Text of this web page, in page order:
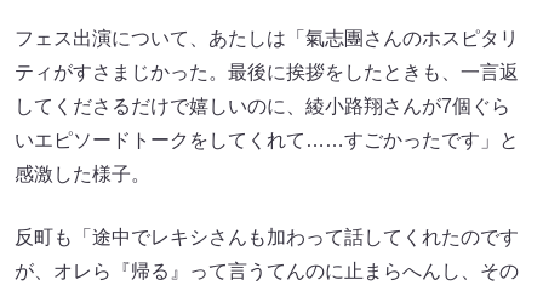
フェス出演について、あたしは「氣志團さんのホスピタリ
ティがすさまじかった。最後に挨拶をしたときも、一言返
してくださるだけで嬉しいのに、綾小路翔さんが7個ぐら
いエピソードトークをしてくれて……すごかったです」と
感激した様子。
反町も「途中でレキシさんも加わって話してくれたのです
が、オレら『帰る』って言うてんのに止まらへんし、その